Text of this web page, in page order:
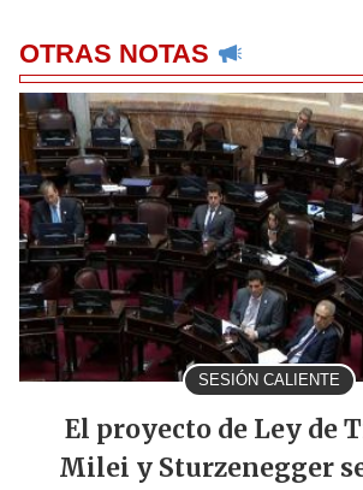
OTRAS NOTAS
SESIÓN CALIENTE
El proyecto de Ley de
Milei y Sturzenegger